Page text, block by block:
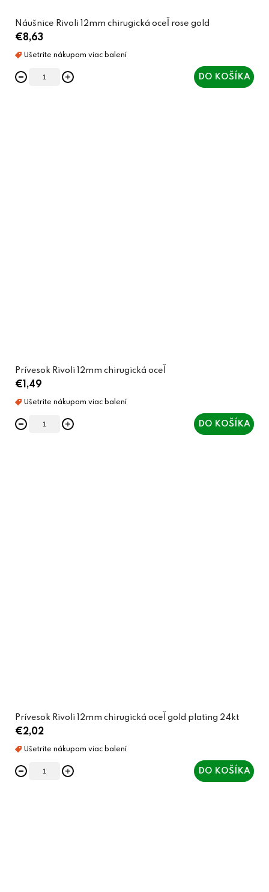
Náušnice Rivoli 12mm chirugická oceľ rose gold
€8,63
DO KOŠÍKA
Prívesok Rivoli 12mm chirugická oceľ
€1,49
DO KOŠÍKA
Prívesok Rivoli 12mm chirugická oceľ gold plating 24kt
€2,02
DO KOŠÍKA